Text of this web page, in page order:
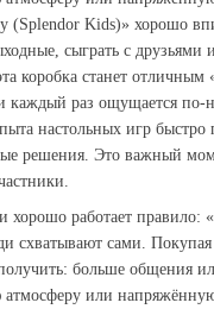
(Splendor Kids)» хорошо
сыграть с
коробка станет
каждый раз ощущается
настольных игр
решения. Это важный
хорошо работает правило:
схватывают сами.
больше общения
или